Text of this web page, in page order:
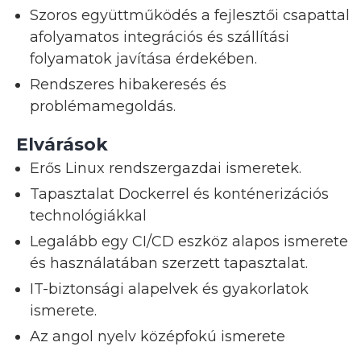
Szoros együttműködés a fejlesztői csapattal
afolyamatos integrációs és szállítási
folyamatok javítása érdekében.
Rendszeres hibakeresés és
problémamegoldás.
Elvárások
Erős Linux rendszergazdai ismeretek.
Tapasztalat Dockerrel és konténerizációs
technológiákkal
Legalább egy CI/CD eszköz alapos ismerete
és használatában szerzett tapasztalat.
IT-biztonsági alapelvek és gyakorlatok
ismerete.
Az angol nyelv középfokú ismerete